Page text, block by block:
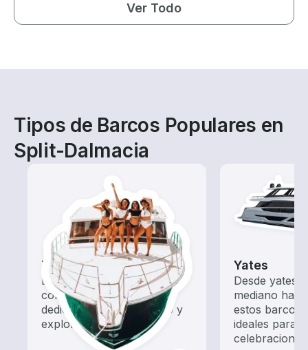
Ver Todo
Tipos de Barcos Populares en
Split-Dalmacia
Tours
Explora las aguas locales
con un alquiler de barco
dedicado a hacer turismo y
exploración.
Yates
Desde yates
mediano
estos barcos
ideales para